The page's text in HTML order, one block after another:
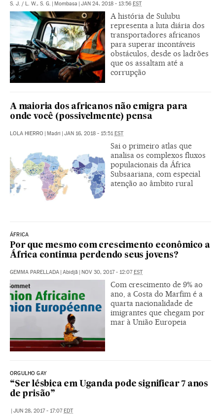
S. J. / L. W., S. G. Mombasa JAN 24, 2018 - 13:56 EST
A história de Sulubu
representa a luta diária dos
transportadores africanos
para superar incontáveis
obstáculos, desde os ladrões
que os assaltam até a
corrupção
A maioria dos africanos não emigra para
onde você (possivelmente) pensa
LOLA HIERRO Madri JAN 16, 2018 - 15:51 EST
Sai o primeiro atlas que
analisa os complexos fluxos
populacionais da África
Subsaariana, com especial
atenção ao âmbito rural
ÁFRICA
Por que mesmo com crescimento econômico a
África continua perdendo seus jovens?
GEMMA PARELLADA | Abidjã | NOV 30, 2017 - 12:07EST
Com crescimento de 9% ao
ano, a Costa do Marfim é a
quarta nacionalidade de
imigrantes que chegam por
mar à União Europeia
ORGULHO GAY
“Ser lésbica em Uganda pode significar 7 anos
de prisão”
| JUN 28, 2017 - 17:07EDT